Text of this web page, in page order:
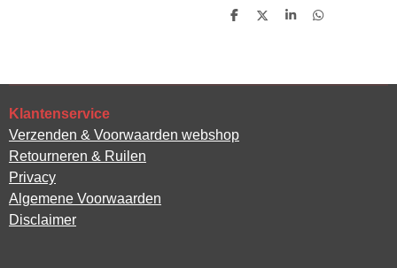
D
D
S
D
Klantenservice
Verzenden & Voorwaarden webshop
Retourneren & Ruilen
Privacy
Algemene Voorwaarden
Disclaimer